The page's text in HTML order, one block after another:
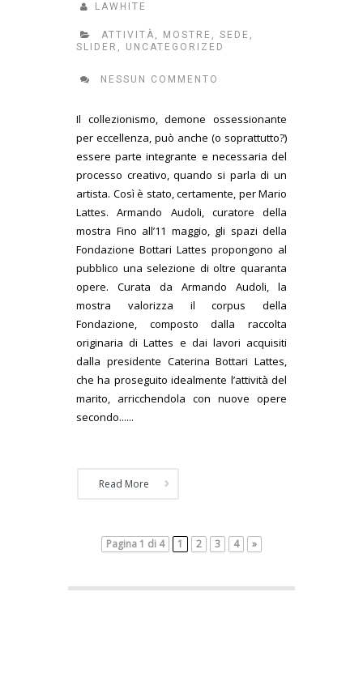
LAWHITE
ATTIVITÀ , MOSTRE , SEDE ,
SLIDER , UNCATEGORIZED
NESSUN COMMENTO
Il collezionismo, demone ossessionante
per eccellenza, può anche (o soprattutto?)
essere parte integrante e necessaria del
processo creativo, quando si parla di un
artista. Così è stato, certamente, per Mario
Lattes. Armando Audoli, curatore della
mostra Fino all’11 maggio, gli spazi della
Fondazione Bottari Lattes propongono al
pubblico una selezione di oltre quaranta
opere. Curata da Armando Audoli, la
mostra valorizza il corpus della
Fondazione, composto dalla raccolta
originaria di Lattes e dai lavori acquisiti
dalla presidente Caterina Bottari Lattes,
che ha proseguito idealmente l’attività del
marito, arricchendola con nuove opere
secondo......
Read More
Pagina 1 di 4 1 2 3 4 »